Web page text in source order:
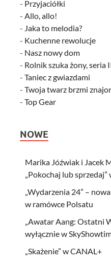
- Przyjaciółki
-Allo, allo!
- Jaka to melodia?
- Kuchenne rewolucje
- Nasz nowy dom
- Rolnik szuka żony, seria
-Taniec z gwiazdami
-Twoja twarz brzmi
-Top Gear
NOWE
Marika Jóźwiak i Jacek
„Pokochaj lub sprzedaj”
„Wydarzenia 24” –
w ramówce Polsatu
„Awatar Aang: Ostatni
wyłącznie w
„Skażenie” w CANAL+